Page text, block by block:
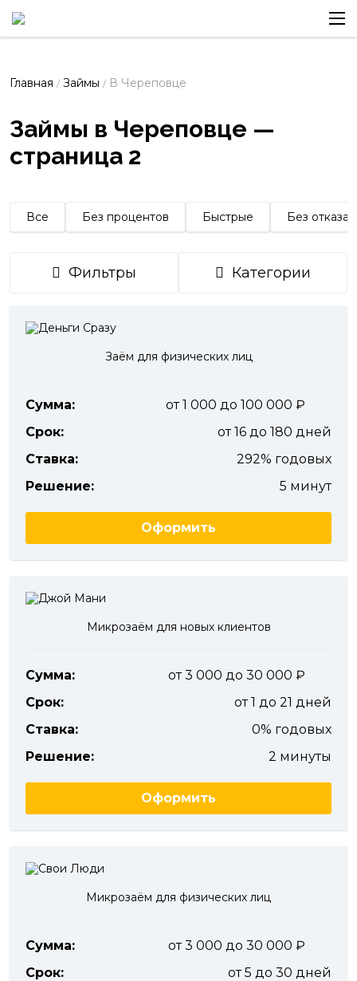
Главная / Займы / В Череповце
Займы в Череповце —
страница 2
Все Без процентов Быстрые Без отказа
Фильтры Категории
Заём для физических лиц
Сумма:
от 1 000 до 100 000
Срок:
от 16 до 180 дней
Ставка:
292% годовых
Решение:
5 минут
Оформить
Микрозаём для новых клиентов
Сумма:
от 3 000 до 30 000
Срок:
от 1 до 21 дней
Ставка:
0% годовых
Решение:
2 минуты
Оформить
Микрозаём для физических лиц
Сумма:
от 3 000 до 30 000
Срок:
от 5 до 30 дней